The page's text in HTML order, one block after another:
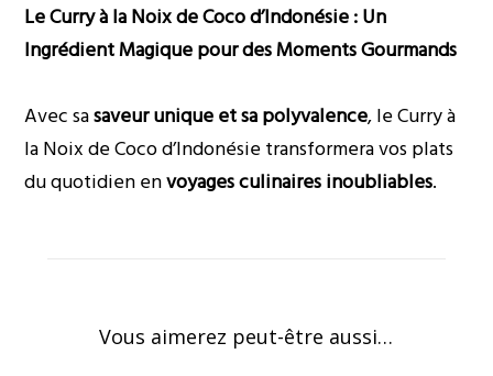
Le Curry à la Noix de Coco d’Indonésie : Un
Ingrédient Magique pour des Moments Gourmands
Avec sasaveur unique et sa polyvalence, le Curry à
la Noix de Coco d’Indonésie transformera vos plats
du quotidien envoyages culinaires inoubliables.
Vous aimerez peut-être aussi…